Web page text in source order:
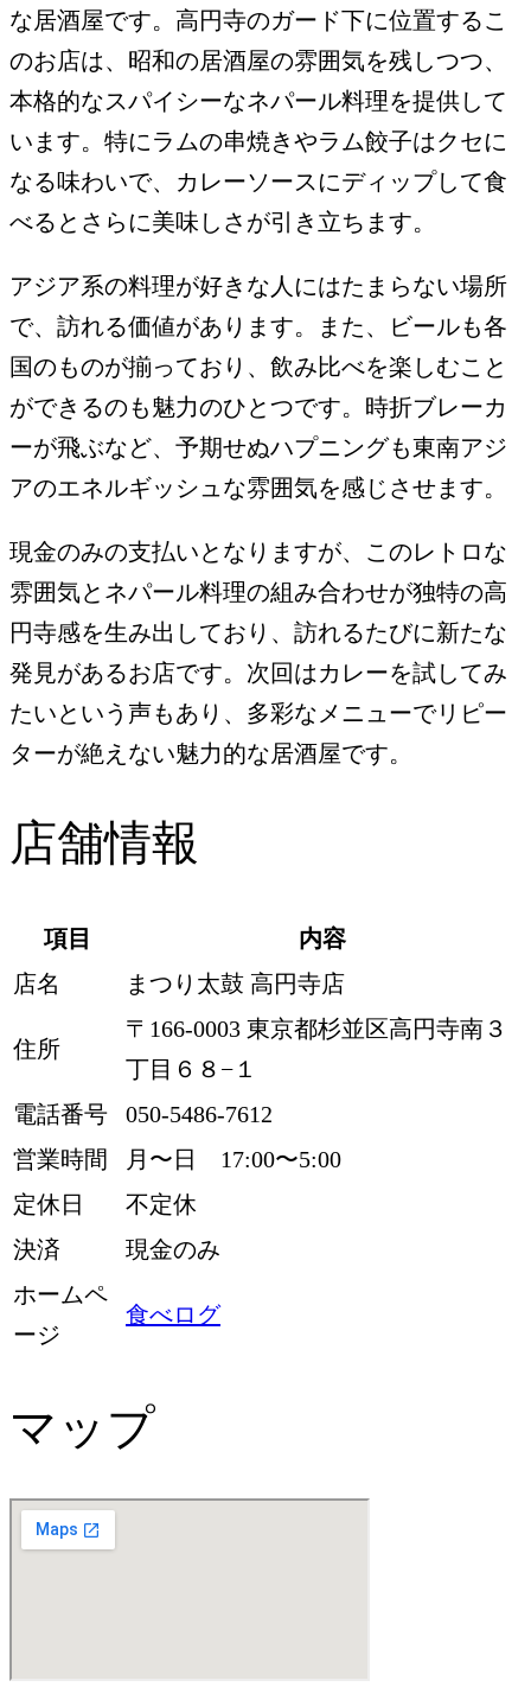
な居酒屋です。高円寺のガード下に位置するこ
のお店は、昭和の居酒屋の雰囲気を残しつつ、
本格的なスパイシーなネパール料理を提供して
います。特にラムの串焼きやラム餃子はクセに
なる味わいで、カレーソースにディップして食
べるとさらに美味しさが引き立ちます。
アジア系の料理が好きな人にはたまらない場所
で、訪れる価値があります。また、ビールも各
国のものが揃っており、飲み比べを楽しむこと
ができるのも魅力のひとつです。時折ブレーカ
ーが飛ぶなど、予期せぬハプニングも東南アジ
アのエネルギッシュな雰囲気を感じさせます。
現金のみの支払いとなりますが、このレトロな
雰囲気とネパール料理の組み合わせが独特の高
円寺感を生み出しており、訪れるたびに新たな
発見があるお店です。次回はカレーを試してみ
たいという声もあり、多彩なメニューでリピー
ターが絶えない魅力的な居酒屋です。
店舗情報
項目
内容
店名
まつり太鼓 高円寺店
住所
〒166-0003 東京都杉並区高円寺南３
丁目６８−１
電話番号
050-5486-7612
営業時間
月〜日 17:00〜5:00
定休日
不定休
決済
現金のみ
ホームペ
ージ
食べログ
マップ